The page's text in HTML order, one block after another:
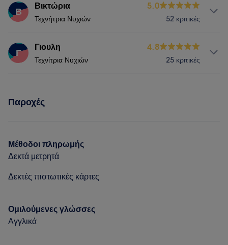
Υπηρεσίες
Αποτρίχωση
Β Βικτώρια
Τεχνήτρια Νυχιών
5.0
52 κριτικές
Υπηρεσίες
Γ Γιουλη
Τεχνίτρια Νυχιών
4.8
25 κριτικές
Νύχια
Παροχές
Μέθοδοι πληρωμής
Δεκτά μετρητά
Δεκτές πιστωτικές κάρτες
Ομιλούμενες γλώσσες
Αγγλικά